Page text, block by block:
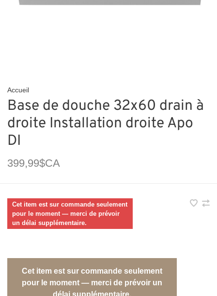
Accueil
Base de douche 32x60 drain à
droite Installation droite Apo
DI
399,99$CA
Cet item est sur commande seulement
pour le moment — merci de prévoir
un délai supplémentaire.
Cet item est sur commande seulement
pour le moment — merci de prévoir un
délai supplémentaire.